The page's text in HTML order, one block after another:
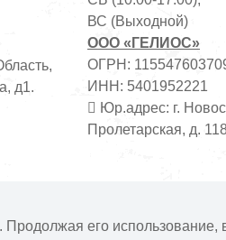
д1.
ВС (Выходной)
ООО «ГЕЛИОС»
ОГРН:
ИНН: 5401952221
Юр.адрес: г.
Пролетарская, д.
его